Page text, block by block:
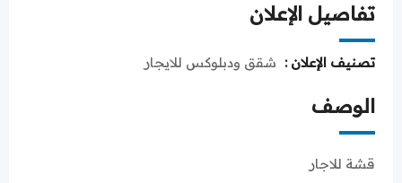
تفاصيل الإعلان
تصنيف الإعلان : شقق ودبلوكس للايجار
الوصف
قشة للاجار